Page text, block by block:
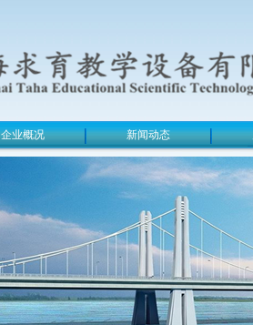
企业概况 新闻动态